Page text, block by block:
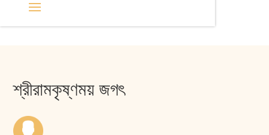
শ্রীরামকৃষ্ণময় জগৎ